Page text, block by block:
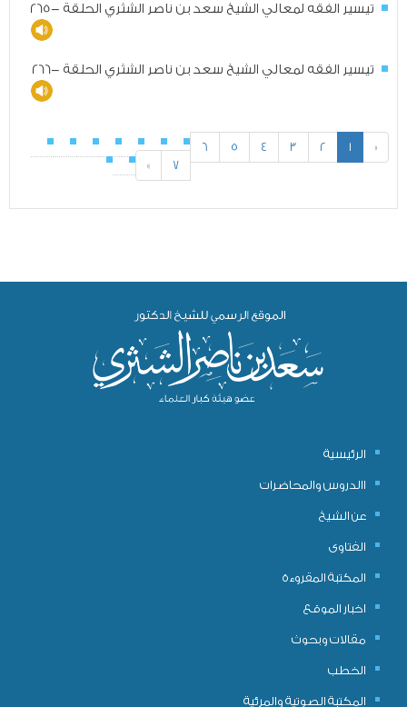
تيسير الفقه لمعالي الشيخ سعد بن ناصر الشثري الحلقة -265
تيسير الفقه لمعالي الشيخ سعد بن ناصر الشثري الحلقة -266
«
1
2
3
4
5
6
7
»
الرئيسية
االدروس والمحاضرات
عن الشيخ
الفتاوى
المكتبة المقروءة
اخبار الموقع
مقالات وبحوث
الخطب
المكتبة الصوتية والمرئية